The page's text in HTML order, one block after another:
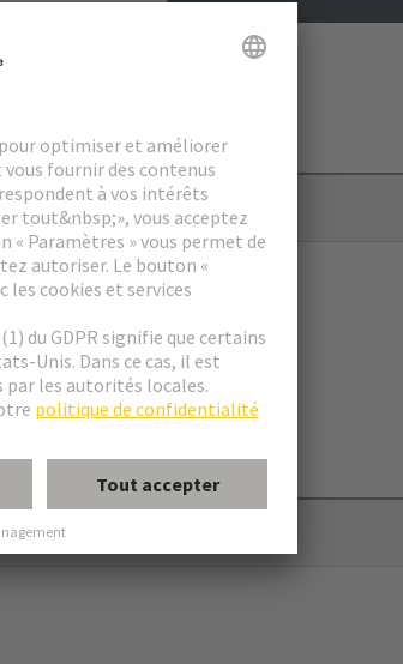
des contacts sélectionnés.